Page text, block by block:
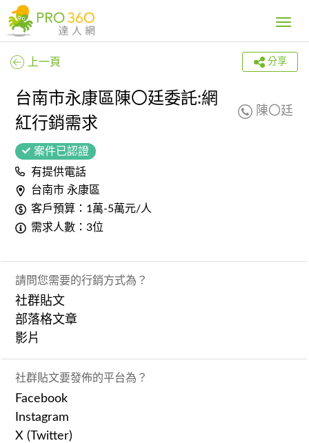
Toggle
上一頁 分享
台南市永康區陳〇廷委託:網
紅行銷需求
陳〇廷
案件已認證
有提供電話
台南市 永康區
客戶預算：1萬-5萬元/人
需求人數：3位
請問您需要的行銷方式為？
社群貼文
部落格文章
影片
社群貼文要發佈的平台為？
Facebook
Instagram
X (Twitter)